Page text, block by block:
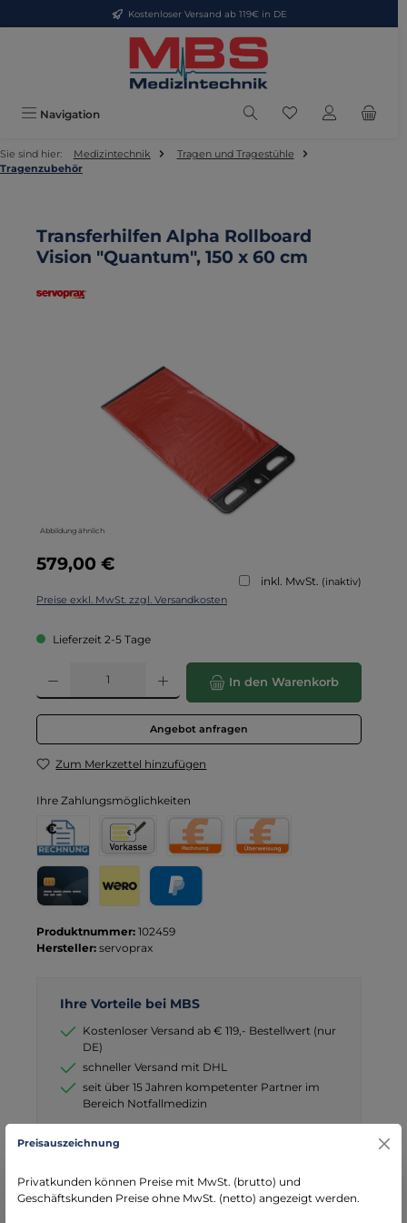
Zum Hauptinhalt springenKostenloser Versand ab 119€ in DE
Navigation Du hast 0
Sie sind hier: Medizintechnik
Tragen und Tragestühle
Tragenzubehör
Transferhilfen Alpha Rollboard
Vision "Quantum", 150 x 60 cm
Abbildung ähnlich
Regulärer Preis:
579,00 €
inkl. MwSt. (inaktiv)
Preise exkl. MwSt. zzgl. Versandkosten
Lieferzeit 2-5 Tage
Produkt Anzahl: Gib den gewünschten Wert ein oder benutze die
In den Warenkorb
Angebot anfragen
Zum Merkzettel hinzufügen
Ihre Zahlungsmöglichkeiten
Produktnummer: 102459
Hersteller: servoprax
Ihre Vorteile bei MBS
Kostenloser Versand ab € 119,- Bestellwert (nur
DE)
schneller Versand mit DHL
seit über 15 Jahren kompetenter Partner im
Bereich Notfallmedizin
Preisauszeichnung
Privatkunden können Preise mit MwSt. (brutto) und
Geschäftskunden Preise ohne MwSt. (netto) angezeigt werden.